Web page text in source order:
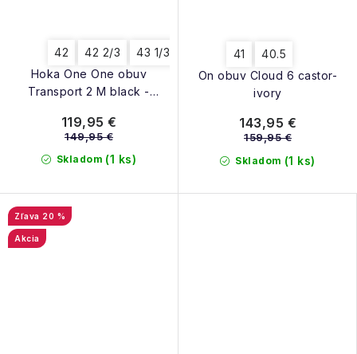
Hoka One One obuv
Transport 2 M black -
42 42 2/3 43 1/3 44 2/3 46
Skladom (1 ks)
119,95 €
149,95 €
On obuv Cloud 6 castor-
ivory
41 40.5
Skladom (1 ks)
143,95 €
159,95 €
20 %
Akcia